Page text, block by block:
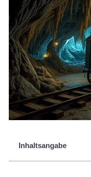
Inhaltsangabe